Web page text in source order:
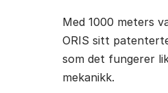
Med 1000 meters
ORIS sitt
som det fungerer
mekanikk.